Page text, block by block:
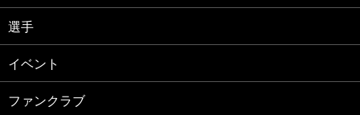
選手
イベント
ファンクラブ